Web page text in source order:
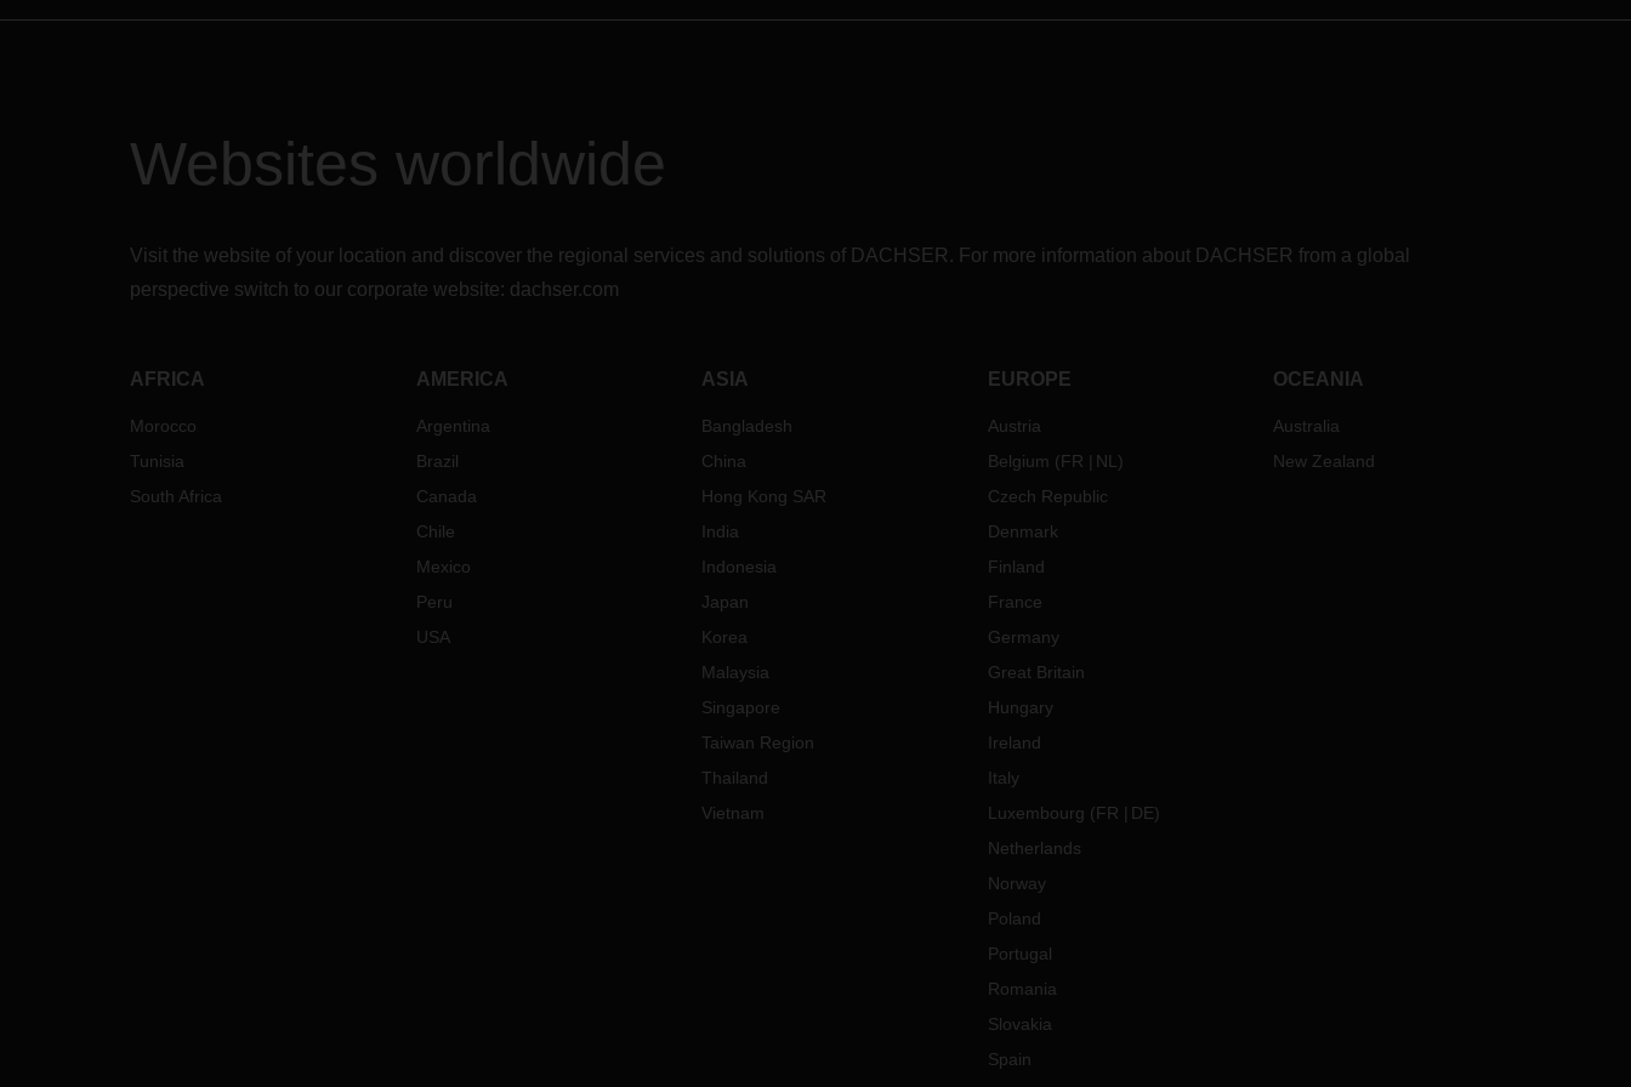
Websites worldwide
Visit the website of your location and discover the regional services and solutions of DACHSER. For more information about DACHSER from a global
perspective switch to our corporate website: dachser.com
AFRICA
Morocco
Tunisia
South Africa
AMERICA
Argentina
Brazil
Canada
Chile
Mexico
Peru
USA
ASIA
Bangladesh
China
Hong Kong SAR
India
Indonesia
Japan
Korea
Malaysia
Singapore
Taiwan Region
Thailand
Vietnam
EUROPE
Austria
Belgium (FR NL )
Czech Republic
Denmark
Finland
France
Germany
Great Britain
Hungary
Ireland
Italy
Luxembourg (FR DE)
Netherlands
Norway
Poland
Portugal
Romania
Slovakia
Spain
OCEANIA
Australia
New Zealand